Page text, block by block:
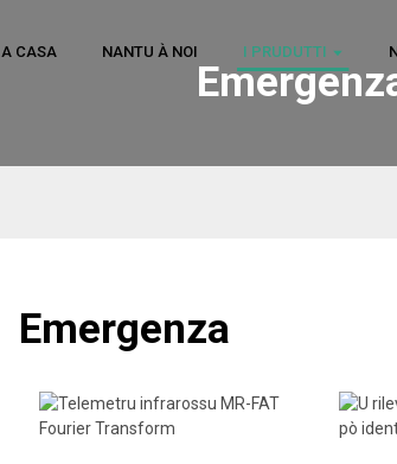
A CASA NANTU À NOI I PRUDUTTI
Emergenza